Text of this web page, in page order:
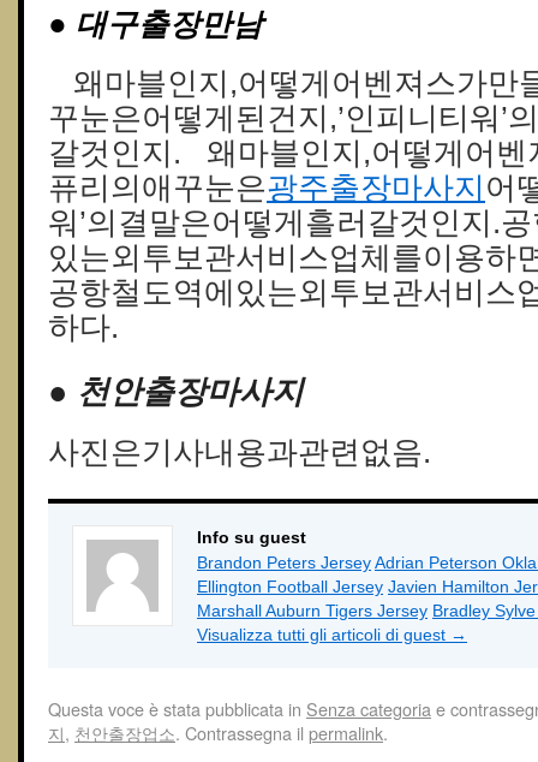
● 대구출장만남
왜마블인지,어떻게어벤져스가만
꾸눈은어떻게된건지,’인피니티워’
갈것인지. 왜마블인지,어떻게어벤
퓨리의애꾸눈은광주출장마사지 어
워’의결말은어떻게흘러갈것인지.
있는외투보관서비스업체를이용하
공항철도역에있는외투보관서비스
하다.
● 천안출장마사지
사진은기사내용과관련없음.
Info su guest
Brandon Peters JerseyAdrian Peterson
Ellington Football Jersey Javien Hamilton
Marshall Auburn Tigers Jersey Bradley
Visualizza tutti gli articoli di guest →
Questa voce è stata pubblicata in Senza categoria e
지, 천안출장업소. Contrassegna il permalink.